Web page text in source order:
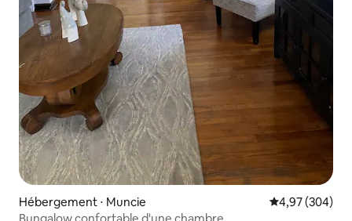
Hébergement ⋅ Muncie Évaluation
4,97 (304)